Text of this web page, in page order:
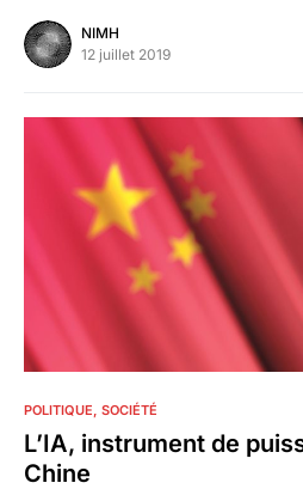
NIMH
12 juillet 2019
POLITIQUE SOCIÉTÉ
L’IA, instrument de
Chine